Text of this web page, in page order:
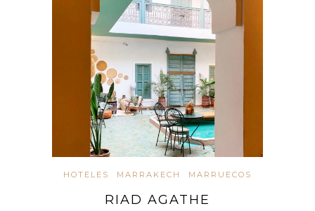
HOTELES MARRAKECH MARRUECOS
RIAD AGATHE